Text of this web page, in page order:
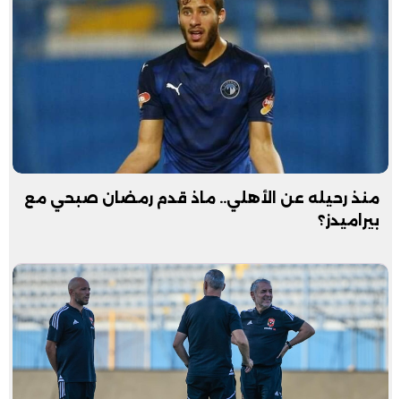
منذ رحيله عن الأهلي.. ماذ قدم رمضان صبحي مع
بيراميدز؟